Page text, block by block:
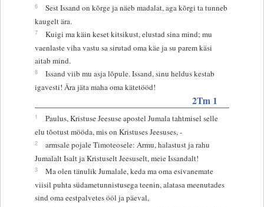
6
Sest Issand on kõrge ja näeb madalat, aga kõrgi ta tunneb
kaugelt ära.
7
Kuigi ma käin keset kitsikust, elustad sina mind; mu
vaenlaste viha vastu sa sirutad oma käe ja su parem käsi
aitab mind.
8
Issand viib mu asja lõpule. Issand, sinu heldus kestab
igavesti! Ära jäta maha oma kätetööd!
2Tm 1
1
Paulus, Kristuse Jeesuse apostel Jumala tahtmisel selle
elu tõotust mööda, mis on Kristuses Jeesuses, -
2
armsale pojale Timoteosele: Armu, halastust ja rahu
Jumalalt Isalt ja Kristuselt Jeesuselt, meie Issandalt!
3
Ma olen tänulik Jumalale, keda ma oma esivanemate
viisil puhta südametunnistusega teenin, alatasa meenutades
sind oma eestpalvetes ööl ja päeval,